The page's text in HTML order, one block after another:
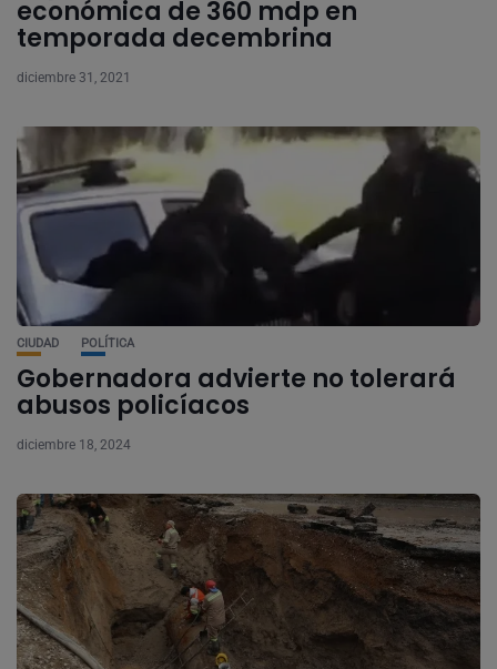
económica de 360 mdp en
temporada decembrina
diciembre 31, 2021
CIUDAD POLÍTICA
Gobernadora advierte no tolerará
abusos policíacos
diciembre 18, 2024